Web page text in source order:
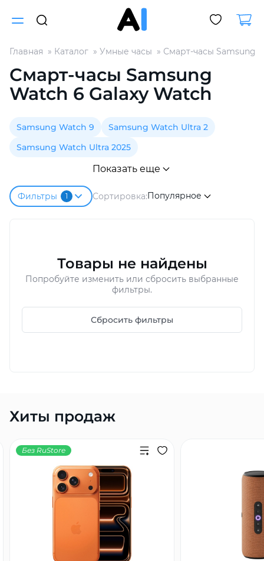
Главная Каталог Умные часы Смарт-часы Samsung
Смарт-часы Samsung
Watch 6 Galaxy Watch
Samsung Watch 9
Samsung Watch Ultra 2
Samsung Watch Ultra 2025
Показать еще
Фильтры 1 Сортировка:Популярное
Товары не найдены
Попробуйте изменить или сбросить выбранные
фильтры.
Сбросить фильтры
Хиты продаж
Без RuStore
Разбейте
без переплат
Добавляйте товары
Оставшиеся
% будут
списываться
с вашей карты
по25%каждые 2 недели
об оплате Плайтом